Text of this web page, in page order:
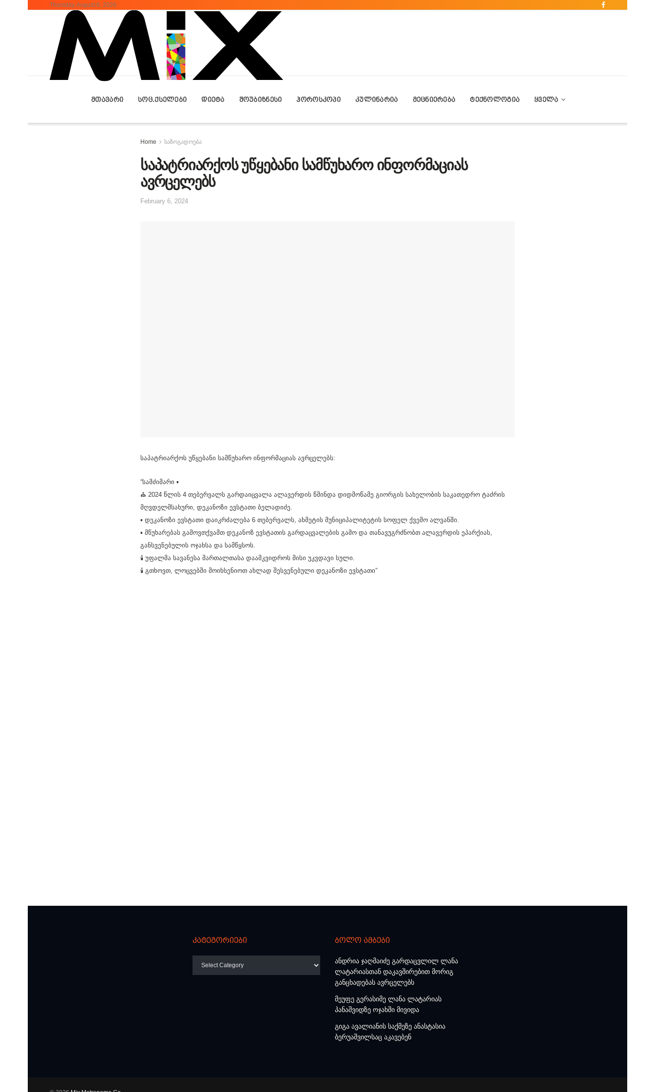
Thursday, August 6, 2026
ᲛᲗᲐᲕᲐᲠᲘ ᲡᲝᲪ.ᲥᲡᲔᲚᲔᲑᲘ ᲓᲘᲔᲢᲐ ᲨᲝᲣᲑᲘᲖᲜᲔᲡᲘ ᲰᲝᲠᲝᲡᲙᲝᲞᲘ ᲙᲣᲚᲘᲜᲐᲠᲘᲐ ᲛᲔᲪᲜᲘᲔᲠᲔᲑᲐ ᲢᲔᲥᲜᲝᲚᲝᲒᲘᲐ ᲧᲕᲔᲚᲐ
Home საზოგადოება
საპატრიარქოს უწყებანი სამწუხარო ინფორმაციას
ავრცელებს
February 6, 2024
საპატრიარქოს უწყებანი სამწუხარო ინფორმაციას ავრცელებს:
“სამძიმარი ▪
⛪ 2024 წლის 4 თებერვალს გარდაიცვალა ალავერდის წმინდა დიდმოწამე გიორგის სახელობის საკათედრო ტაძრის
მღვდელმსახური, დეკანოზი ევსტათი ბელადიძე.
▪ დეკანოზი ევსტათი დაიკრძალება 6 თებერვალს, ახმეტის მუნიციპალიტეტის სოფელ ქვემო ალვანში.
▪ მწუხარებას გამოვთქვამთ დეკანოზ ევსტათის გარდაცვალების გამო და თანავუგრძნობთ ალავერდის ეპარქიას,
განსვენებულის ოჯახსა და სამწყსოს.
🕯 უფალმა სავანესა მართალთასა დაამკვიდროს მისი უკვდავი სული.
🕯 გთხოვთ, ლოცვებში მოიხსენიოთ ახლად შესვენებული დეკანოზი ევსტათი”
კატეგორიები ბოლო ამბები
ანდრია ჯაღმაიძე გარდაცვლილ ლანა
ლატარიასთან დაკავშირებით მორიგ
განცხადებას ავრცელებს
მეუფე გერასიმე ლანა ლატარიას
პანაშვიდზე ოჯახში მივიდა
გიგა ავალიანის საქმეზე ანასტასია
ბერუაშვილსაც აკავებენ